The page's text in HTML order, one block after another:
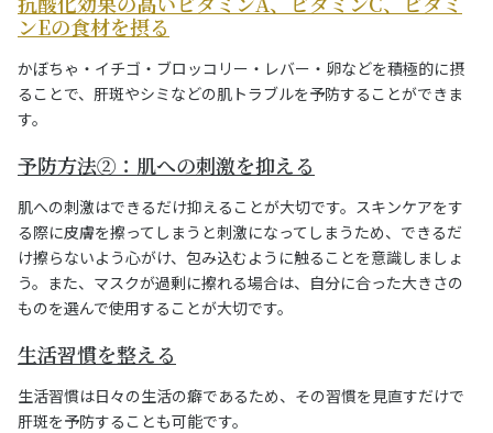
ンEの食材を摂る
かぼちゃ・イチゴ・ブロッコリー・レバー・卵などを積極的に摂
ることで、肝斑やシミなどの肌トラブルを予防することができま
す。
予防方法②：肌への刺激を抑える
肌への刺激はできるだけ抑えることが大切です。スキンケアをす
る際に皮膚を擦ってしまうと刺激になってしまうため、できるだ
け擦らないよう心がけ、包み込むように触ることを意識しましょ
う。また、マスクが過剰に擦れる場合は、自分に合った大きさの
ものを選んで使用することが大切です。
生活習慣を整える
生活習慣は日々の生活の癖であるため、その習慣を見直すだけで
肝斑を予防することも可能です。